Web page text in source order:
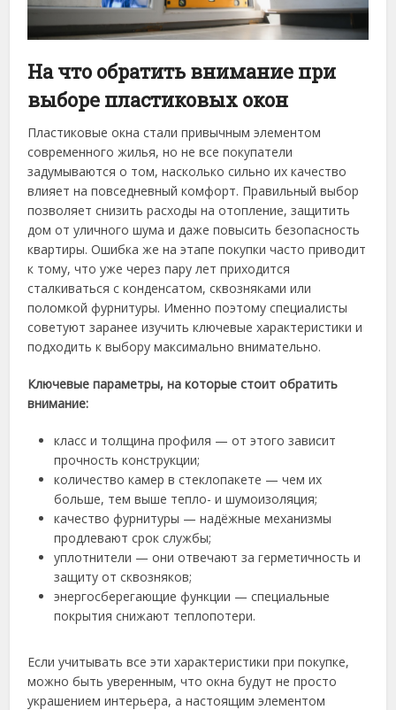
На что обратить внимание при
выборе пластиковых окон
Пластиковые окна стали привычным элементом
современного жилья, но не все покупатели
задумываются о том, насколько сильно их качество
влияет на повседневный комфорт. Правильный выбор
позволяет снизить расходы на отопление, защитить
дом от уличного шума и даже повысить безопасность
квартиры. Ошибка же на этапе покупки часто приводит
к тому, что уже через пару лет приходится
сталкиваться с конденсатом, сквозняками или
поломкой фурнитуры. Именно поэтому специалисты
советуют заранее изучить ключевые характеристики и
подходить к выбору максимально внимательно.
Ключевые параметры, на которые стоит обратить
внимание:
класс и толщина профиля — от этого зависит
прочность конструкции;
количество камер в стеклопакете — чем их
больше, тем выше тепло- и шумоизоляция;
качество фурнитуры — надёжные механизмы
продлевают срок службы;
уплотнители — они отвечают за герметичность и
защиту от сквозняков;
энергосберегающие функции — специальные
покрытия снижают теплопотери.
Если учитывать все эти характеристики при покупке,
можно быть уверенным, что окна будут не просто
украшением интерьера, а настоящим элементом